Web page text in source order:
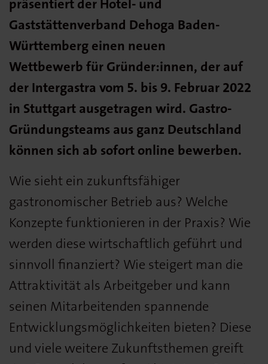
präsentiert der Hotel- und
Gaststättenverband Dehoga Baden-
Württemberg einen neuen
Wettbewerb für Gründer:innen, der auf
der Intergastra vom 5. bis 9. Februar 2022
in Stuttgart ausgetragen wird. Gastro-
Gründungsteams aus ganz Deutschland
können sich ab sofort online bewerben.
Wie sieht ein zukunftsfähiger
gastronomischer Betrieb aus? Welche
Konzepte funktionieren in der Praxis? Wie
werden diese wirtschaftlich geführt und
sinnvoll finanziert? Wie steigert man die
Attraktivität als Arbeitgeber und kann
seinen Mitarbeitenden spannende
Entwicklungsmöglichkeiten bieten? Diese
und viele weitere Zukunftsthemen greift